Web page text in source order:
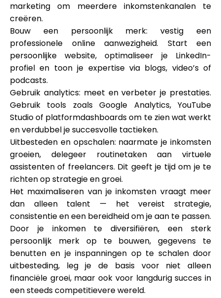
marketing om meerdere inkomstenkanalen te
creëren.
Bouw een persoonlijk merk: vestig een
professionele online aanwezigheid. Start een
persoonlijke website, optimaliseer je LinkedIn-
profiel en toon je expertise via blogs, video’s of
podcasts.
Gebruik analytics: meet en verbeter je prestaties.
Gebruik tools zoals Google Analytics, YouTube
Studio of platformdashboards om te zien wat werkt
en verdubbel je succesvolle tactieken.
Uitbesteden en opschalen: naarmate je inkomsten
groeien, delegeer routinetaken aan virtuele
assistenten of freelancers. Dit geeft je tijd om je te
richten op strategie en groei.
Het maximaliseren van je inkomsten vraagt meer
dan alleen talent — het vereist strategie,
consistentie en een bereidheid om je aan te passen.
Door je inkomen te diversifiëren, een sterk
persoonlijk merk op te bouwen, gegevens te
benutten en je inspanningen op te schalen door
uitbesteding, leg je de basis voor niet alleen
financiële groei, maar ook voor langdurig succes in
een steeds competitievere wereld.